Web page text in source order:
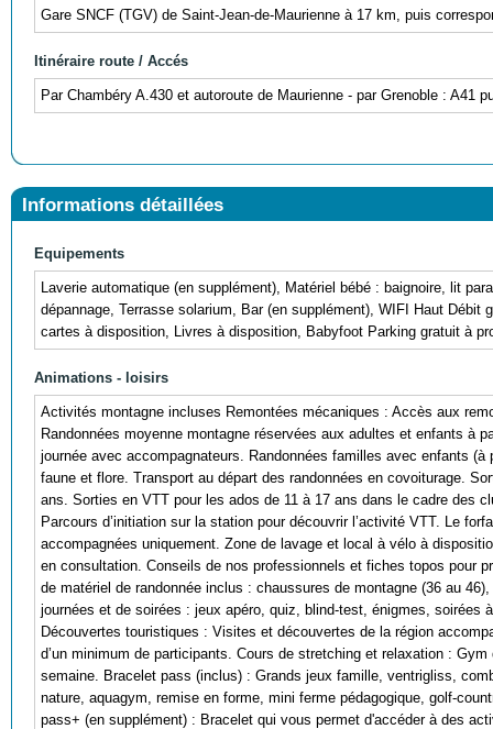
Gare SNCF (TGV) de Saint-Jean-de-Maurienne à 17 km, puis
Itinéraire route / Accés
Par Chambéry A.430 et autoroute de Maurienne - par Grenoble : A41
Informations détaillées
Equipements
Laverie automatique (en supplément), Matériel bébé : baignoire, lit
dépannage, Terrasse solarium, Bar (en supplément), WIFI Haut
cartes à disposition, Livres à disposition, Babyfoot Parking gratuit à
Animations - loisirs
Activités montagne incluses Remontées mécaniques : Accès aux
Randonnées moyenne montagne réservées aux adultes et enfants à
journée avec accompagnateurs. Randonnées familles avec enfants
faune et flore. Transport au départ des randonnées en covoiturage.
ans. Sorties en VTT pour les ados de 11 à 17 ans dans le cadre des
Parcours d’initiation sur la station pour découvrir l’activité VTT. Le
accompagnées uniquement. Zone de lavage et local à vélo à
en consultation. Conseils de nos professionnels et fiches topos pour
de matériel de randonnée inclus : chaussures de montagne (36 au
journées et de soirées : jeux apéro, quiz, blind-test, énigmes,
Découvertes touristiques : Visites et découvertes de la région
d’un minimum de participants. Cours de stretching et relaxation :
semaine. Bracelet pass (inclus) : Grands jeux famille, ventrigliss,
nature, aquagym, remise en forme, mini ferme pédagogique, golf-
pass+ (en supplément) : Bracelet qui vous permet d'accéder à des